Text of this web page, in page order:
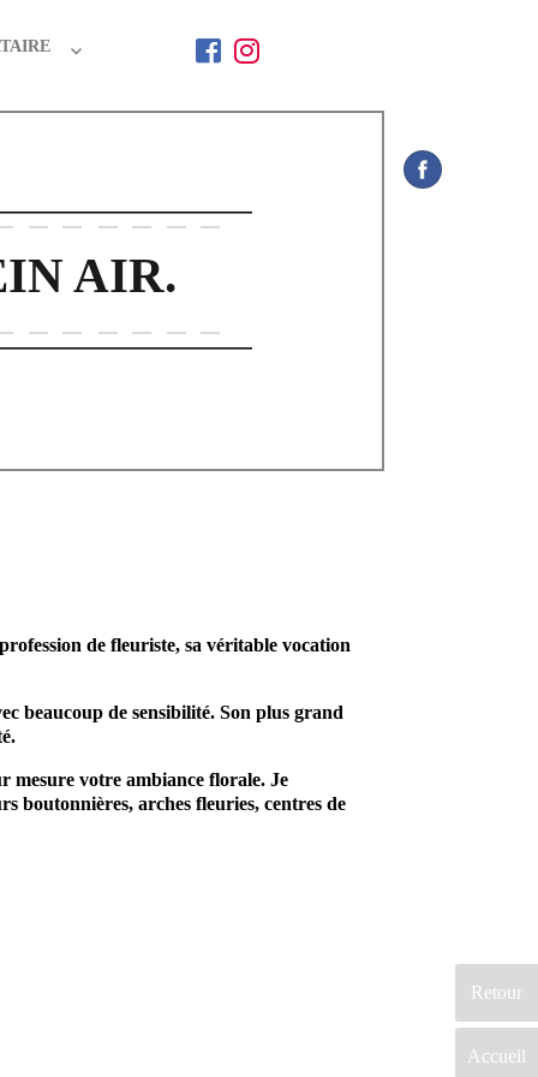
Retour
Accueil
AIR.
de fleuriste, sa véritable vocation
beaucoup de sensibilité.Son plus grand
mesure votre ambiance florale.Je
boutonnières, arches fleuries, centres de